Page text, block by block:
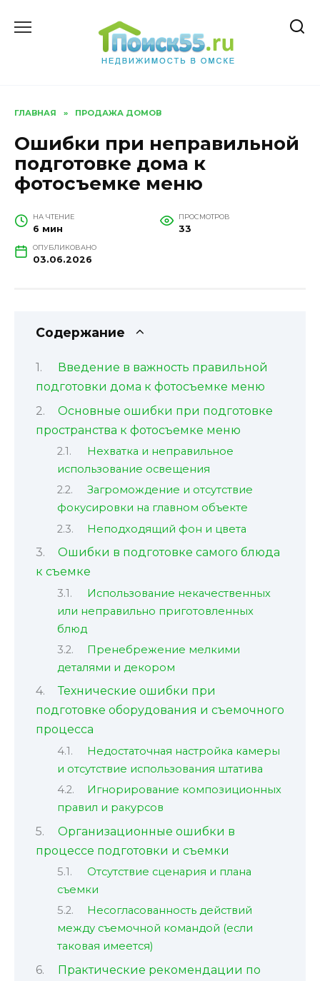
ГЛАВНАЯ » ПРОДАЖА ДОМОВ
Ошибки при неправильной
подготовке дома к
фотосъемке меню
НА ЧТЕНИЕ
6 мин
ПРОСМОТРОВ
33
ОПУБЛИКОВАНО
03.06.2026
Содержание
Введение в важность правильной
подготовки дома к фотосъемке меню
Основные ошибки при подготовке
пространства к фотосъемке меню
Нехватка и неправильное
использование освещения
Загромождение и отсутствие
фокусировки на главном объекте
Неподходящий фон и цвета
Ошибки в подготовке самого блюда
к съемке
Использование некачественных
или неправильно приготовленных
блюд
Пренебрежение мелкими
деталями и декором
Технические ошибки при
подготовке оборудования и съемочного
процесса
Недостаточная настройка камеры
и отсутствие использования штатива
Игнорирование композиционных
правил и ракурсов
Организационные ошибки в
процессе подготовки и съемки
Отсутствие сценария и плана
съемки
Несогласованность действий
между съемочной командой (если
таковая имеется)
Практические рекомендации по